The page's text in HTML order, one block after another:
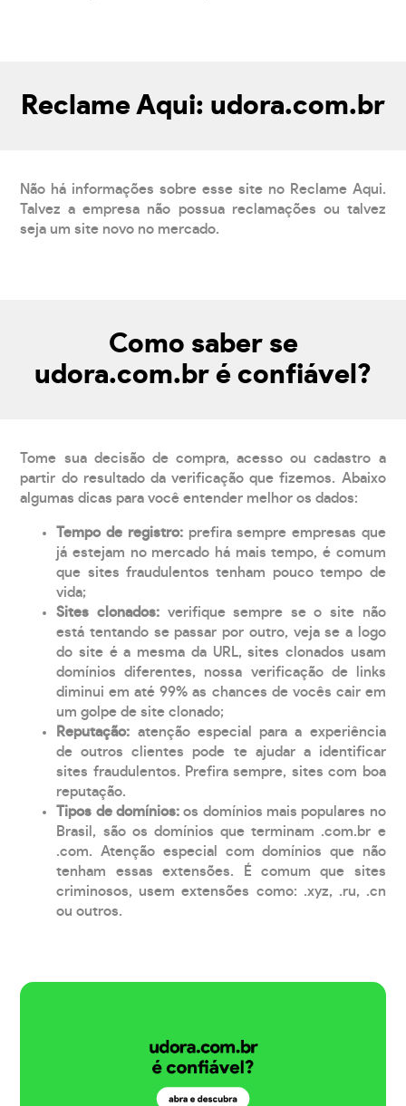
Reclame Aqui: udora.com.br
Não há informações sobre esse site no Reclame Aqui.
Talvez a empresa não possua reclamações ou talvez
seja um site novo no mercado.
Como saber se
udora.com.br é confiável?
Tome sua decisão de compra, acesso ou cadastro a
partir do resultado da verificação que fizemos. Abaixo
algumas dicas para você entender melhor os dados:
Tempo de registro: prefira sempre empresas que
já estejam no mercado há mais tempo, é comum
que sites fraudulentos tenham pouco tempo de
vida;
Sites clonados: verifique sempre se o site não
está tentando se passar por outro, veja se a logo
do site é a mesma da URL, sites clonados usam
domínios diferentes, nossa verificação de links
diminui em até 99% as chances de vocês cair em
um golpe de site clonado;
Reputação: atenção especial para a experiência
de outros clientes pode te ajudar a identificar
sites fraudulentos. Prefira sempre, sites com boa
reputação.
Tipos de domínios:os domínios mais populares no
Brasil, são os domínios que terminam .com.br e
.com. Atenção especial com domínios que não
tenham essas extensões. É comum que sites
criminosos, usem extensões como: .xyz, .ru, .cn
ou outros.